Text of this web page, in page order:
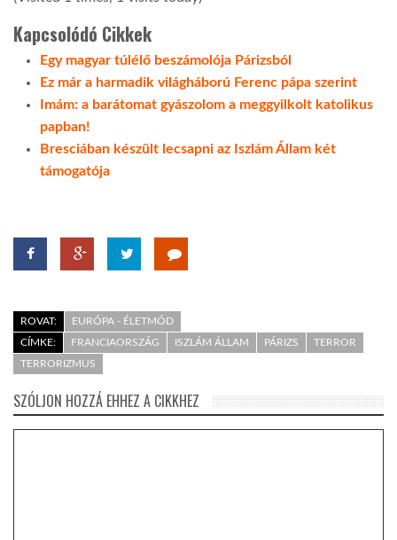
Kapcsolódó Cikkek
Egy magyar túlélő beszámolója Párizsból
Ez már a harmadik világháború Ferenc pápa szerint
Imám: a barátomat gyászolom a meggyilkolt katolikus
papban!
Bresciában készült lecsapni az Iszlám Állam két
támogatója
ROVAT:
EURÓPA - ÉLETMÓD
CÍMKE:
FRANCIAORSZÁG ISZLÁM ÁLLAM PÁRIZS
TERROR
TERRORIZMUS
SZÓLJON HOZZÁ EHHEZ A CIKKHEZ